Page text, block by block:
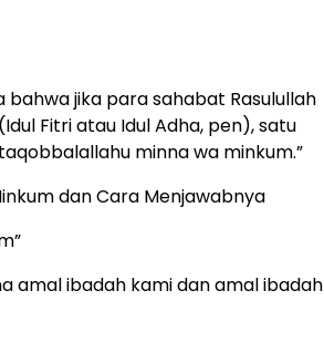
bahwa jika para sahabat Rasulullah
Fitri atau Idul Adha, pen), satu
minna wa minkum.”
dan Cara Menjawabnya
amal ibadah kami dan amal ibadah